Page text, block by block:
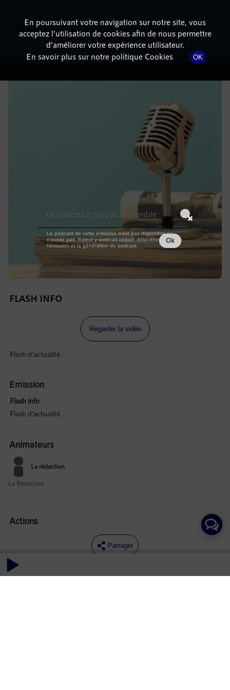
DÉTAILS DE L'ÉPISODE
29 janvier 2022à 10h59, durée : Invalid date
FLASH INFO
Regarder la vidéo
Flash d'actualité.
Emission
Flash info
Flash d'actualité.
Animateurs
La rédaction
La Rédaction
Actions
Partager
Commentaires
En poursuivant votre navigation sur notre site, vous
acceptez l’utilisation de cookies afin de nous permettre
d’améliorer votre expérience utilisateur.
En savoir plus sur notre politique Cookies
OK
dessous pour l'installer.
Non merci Télécharger l'application
Le podcast n'est pas disponible
Le podcast de cette émission n'est pas disponible ou
n'existe pas. Il peut y avoir un certain délai entre la fin de
l'émission et la génération du podcast.
Ok